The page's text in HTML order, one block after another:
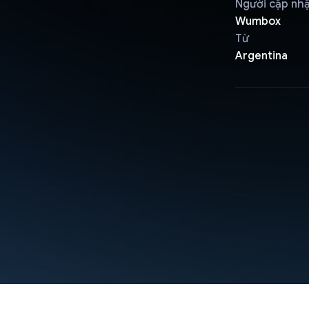
Người cập
Wumbox
Từ
Argentina